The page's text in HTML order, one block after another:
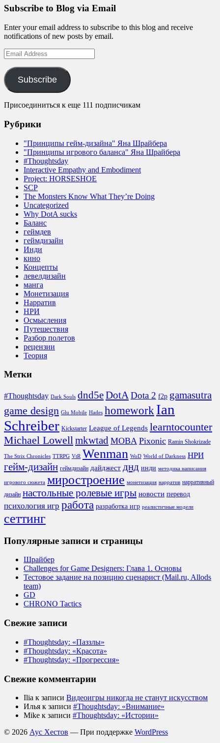
Subscribe to Blog via Email
Enter your email address to subscribe to this blog and receive
notifications of new posts by email.
Email
Address
Subscribe
Присоединиться к еще 111 подписчикам
Рубрики
"Принципы гейм-дизайна" Яна Шрайбера
"Принципы игрового баланса" Яна Шрайбера
#Thoughtsday
Interactive Empathy and Embodiment
Project: HORSESHOE
SCP
The Monsters Know What They’re Doing
Uncategorized
Why DotA sucks
Баланс
геймдев
геймдизайн
Инди
кино
Концепты
левелдизайн
манга
Монетизация
Нарратив
НРИ
Осмысления
Путешествия
Разбор полетов
рецензии
Теория
Метки
#Thoughtsday Dark Souls dnd5eDotADota 2 f2p gamasutra
game design Glu Mobile Hades homework Ian
Schreiber Kickstarter League of Legends learntocounter
Michael Lowell mkwtad MOBA Pixonic Ramin Shokrizade
The Strix Chronicles TTRPG VtR Wenman WoD World of Darkness НРИ
гейм-дизайн геймдизайн дайджест днд инди методика написания
игрового сюжета миростроение монетизация нарратив нарративный
дизайн настольные ролевые игры новости перевод
психология игр работа разработка игр реалистичные модели
сеттинг
Популярные записи и страницы
Шрайбер
Challenges for Game Designers: Глава 1. Основы
Тестовое задание на позицию сценарист (Mail.ru, Allods
team)
GD
CHRONO Tactics
Свежие записи
#Thoughtsday: «Паззлы»
#Thoughtsday: «Красота»
#Thoughtsday: «Прогрессия»
Свежие комментарии
Ilia к записи Видеоигры никогда не станут искусством
Илья к записи #Thoughtsday: «Внимание»
Mike к записи #Thoughtsday: «Истории»
© 2026 Аус Хестов — При поддержке WordPress